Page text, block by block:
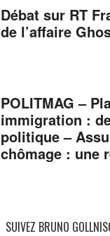
Débat sur RT
de l’affaire
POLITMAG –
immigration :
politique –
chômage : une
SUIVEZ BRUNO